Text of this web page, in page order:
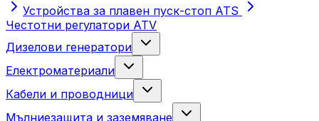
Устройства за плавен пуск-стоп ATS
Честотни регулатори ATV
Дизелови генератори
Електроматериали
Кабели и проводници
Мълниезащита и заземяване